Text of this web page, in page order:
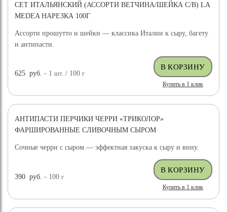
СЕТ ИТАЛЬЯНСКИЙ (АССОРТИ ВЕТЧИНА/ШЕЙКА С/В) LA
MEDEA НАРЕЗКА 100Г
Ассорти прошутто и шейки — классика Италии к сыру, багету
и антипасти.
625 руб. - 1шт. / 100г
Купить в 1 клик
АНТИПАСТИ ПЕРЧИКИ ЧЕРРИ «ТРИКОЛОР»
ФАРШИРОВАННЫЕ СЛИВОЧНЫМ СЫРОМ
Сочные черри с сыром — эффектная закуска к сыру и вину.
390 руб. - 100г
Купить в 1 клик